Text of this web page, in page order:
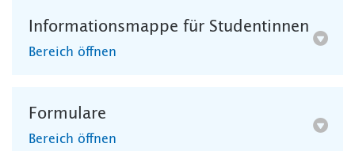
Informationsmappe für Studentinnen
Bereich öffnen
Formulare
Bereich öffnen